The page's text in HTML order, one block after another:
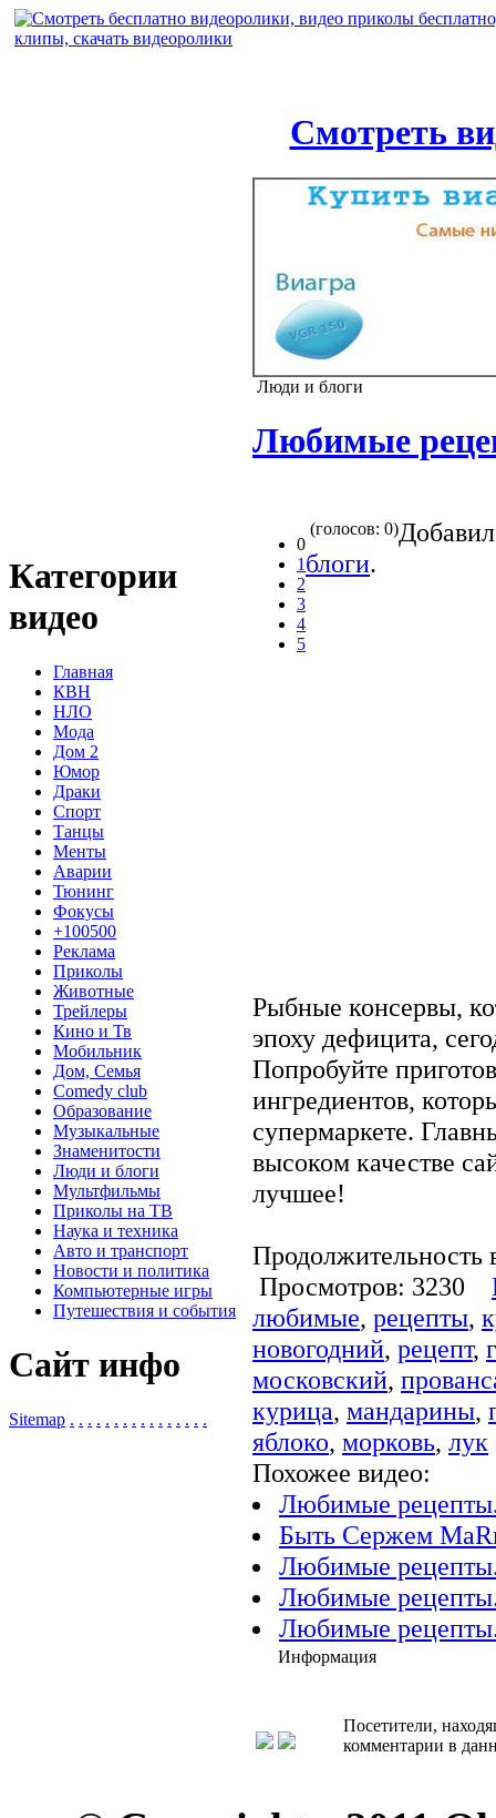
Смотреть
Категории
видео
Главная
КВН
НЛО
Мода
Дом 2
Юмор
Драки
Спорт
Танцы
Менты
Аварии
Тюнинг
Фокусы
+100500
Реклама
Приколы
Животные
Трейлеры
Кино и Тв
Мобильник
Дом, Семья
Comedy club
Образование
Музыкальные
Знаменитости
Люди и блоги
Мультфильмы
Приколы на ТВ
Наука и техника
Авто и транспорт
Новости и политика
Компьютерные игры
Путешествия и события
Сайт инфо
Sitemap . . . . . . . . . . . . . . . .
Люди и блоги
Любимые
0
1
2
3
4
5
(голосов: 0)
блоги.
Рыбные консервы,
эпоху дефицита,
Попробуйте
ингредиентов,
супермаркете.
высоком качестве
лучшее!
Продолжительность
Просмотров: 3230
любимые, рецепты,
новогодний, рецепт,
московский,
курица, мандарины,
яблоко, морковь, лук
Похожее видео:
Любимые
Быть Сержем
Любимые
Любимые
Любимые
Информация
Посетители,
комментарии в